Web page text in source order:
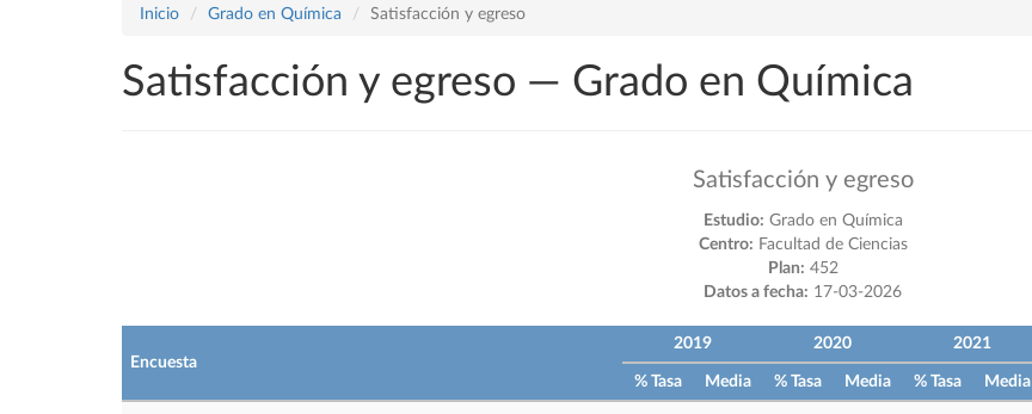
Inicio Grado en Química Satisfacción y egreso
Satisfacción y egreso — Grado en Química
Satisfacción y egreso
Estudio: Grado en Química
Centro: Facultad de Ciencias
Plan: 452
Datos a fecha: 17-03-2026
Encuesta
2019 2020 2021
% Tasa Media % Tasa Media % Tasa Media